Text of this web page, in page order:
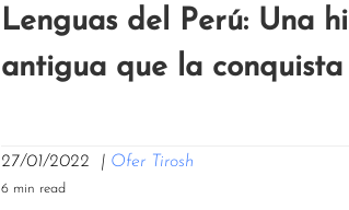
Lenguas del Perú: Una
antigua que la conquista
27/01/2022 | Ofer Tirosh
6 min read